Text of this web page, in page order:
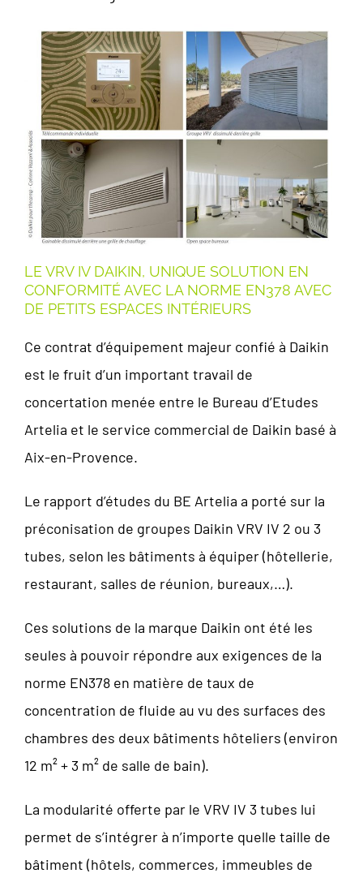
LE VRV IV DAIKIN, UNIQUE SOLUTION EN
CONFORMITÉ AVEC LA NORME EN378 AVEC
DE PETITS ESPACES INTÉRIEURS
Ce contrat d’équipement majeur confié à Daikin
est le fruit d’un important travail de
concertation menée entre le Bureau d’Etudes
Artelia et le service commercial de Daikin basé à
Aix-en-Provence.
Le rapport d’études du BE Artelia a porté sur la
préconisation de groupes Daikin VRV IV 2 ou 3
tubes, selon les bâtiments à équiper (hôtellerie,
restaurant, salles de réunion, bureaux,…).
Ces solutions de la marque Daikin ont été les
seules à pouvoir répondre aux exigences de la
norme EN378 en matière de taux de
concentration de fluide au vu des surfaces des
chambres des deux bâtiments hôteliers (environ
12 m² + 3 m² de salle de bain).
La modularité offerte par le VRV IV 3 tubes lui
permet de s’intégrer à n’importe quelle taille de
bâtiment (hôtels, commerces, immeubles de